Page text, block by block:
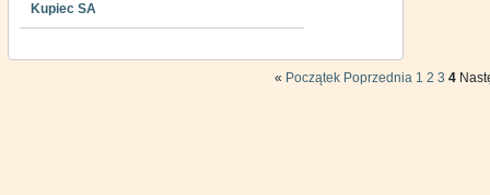
Kupiec SA
« Początek Poprzednia 1 2 3 4